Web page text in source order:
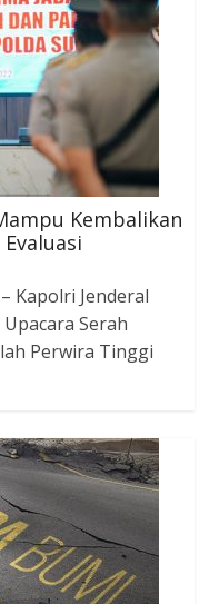
Kembalikan
Kapolri Jenderal
Serah
Perwira Tinggi